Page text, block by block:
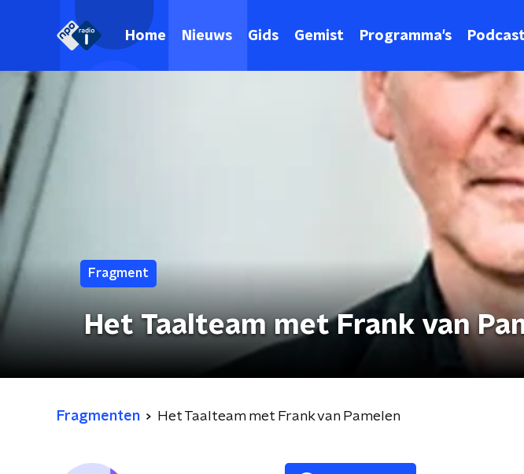
Home Nieuws Gids Gemist Programma's
Fragment
Het Taalteam met Frank van
Fragmenten Het Taalteam met Frank van Pamelen